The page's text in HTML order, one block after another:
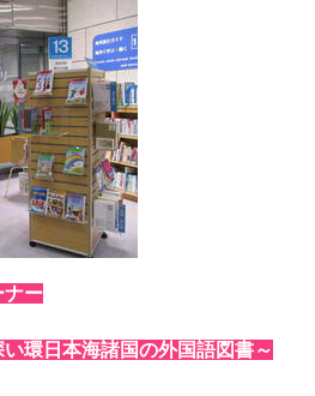
ナー
環日本海諸国の外国語図書～